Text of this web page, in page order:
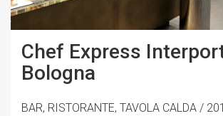
Chef Express
Bologna
BAR, RISTORANTE, TAVOLA CALDA /